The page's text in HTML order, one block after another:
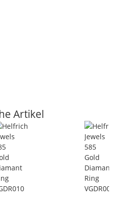
Artikel